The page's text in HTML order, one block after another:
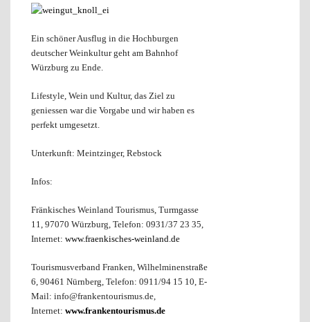
Ein schöner Ausflug in die Hochburgen
deutscher Weinkultur geht am Bahnhof
Würzburg zu Ende.
Lifestyle, Wein und Kultur, das Ziel zu
geniessen war die Vorgabe und wir haben es
perfekt umgesetzt.
Unterkunft: Meintzinger, Rebstock
Infos:
Fränkisches Weinland Tourismus, Turmgasse
11, 97070 Würzburg, Telefon: 0931/37 23 35,
Internet: www.fraenkisches-weinland.de
Tourismusverband Franken, Wilhelminenstraße
6, 90461 Nürnberg, Telefon: 0911/94 15 10, E-
Mail: info@frankentourismus.de,
Internet: www.frankentourismus.de